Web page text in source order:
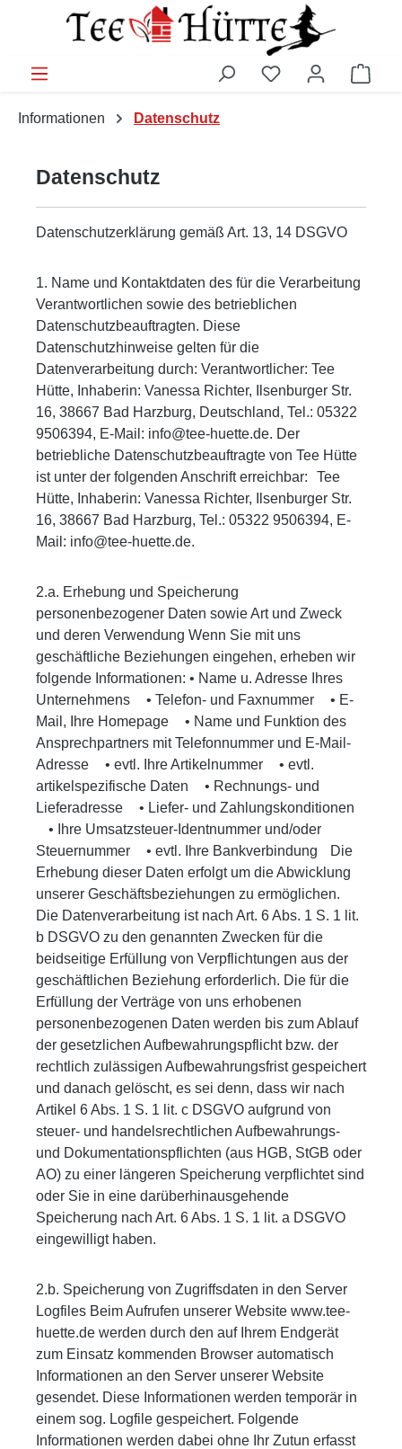
Zum Hauptinhalt springen
Du hast 0
Informationen Datenschutz
Datenschutz
Datenschutzerklärung gemäß Art. 13, 14 DSGVO
1. Name und Kontaktdaten des für die Verarbeitung
Verantwortlichen sowie des betrieblichen
Datenschutzbeauftragten. Diese
Datenschutzhinweise gelten für die
Datenverarbeitung durch: Verantwortlicher: Tee
Hütte, Inhaberin: Vanessa Richter, Ilsenburger Str.
16, 38667 Bad Harzburg, Deutschland, Tel.: 05322
9506394, E-Mail: info@tee-huette.de. Der
betriebliche Datenschutzbeauftragte von Tee Hütte
ist unter der folgenden Anschrift erreichbar: Tee
Hütte, Inhaberin: Vanessa Richter, Ilsenburger Str.
16, 38667 Bad Harzburg, Tel.: 05322 9506394, E-
Mail: info@tee-huette.de.
2.a. Erhebung und Speicherung
personenbezogener Daten sowie Art und Zweck
und deren Verwendung Wenn Sie mit uns
geschäftliche Beziehungen eingehen, erheben wir
folgende Informationen: • Name u. Adresse Ihres
Unternehmens • Telefon- und Faxnummer • E-
Mail, Ihre Homepage • Name und Funktion des
Ansprechpartners mit Telefonnummer und E-Mail-
Adresse • evtl. Ihre Artikelnummer • evtl.
artikelspezifische Daten • Rechnungs- und
Lieferadresse • Liefer- und Zahlungskonditionen
• Ihre Umsatzsteuer-Identnummer und/oder
Steuernummer • evtl. Ihre Bankverbindung Die
Erhebung dieser Daten erfolgt um die Abwicklung
unserer Geschäftsbeziehungen zu ermöglichen.
Die Datenverarbeitung ist nach Art. 6 Abs. 1 S. 1 lit.
b DSGVO zu den genannten Zwecken für die
beidseitige Erfüllung von Verpflichtungen aus der
geschäftlichen Beziehung erforderlich. Die für die
Erfüllung der Verträge von uns erhobenen
personenbezogenen Daten werden bis zum Ablauf
der gesetzlichen Aufbewahrungspflicht bzw. der
rechtlich zulässigen Aufbewahrungsfrist gespeichert
und danach gelöscht, es sei denn, dass wir nach
Artikel 6 Abs. 1 S. 1 lit. c DSGVO aufgrund von
steuer- und handelsrechtlichen Aufbewahrungs-
und Dokumentationspflichten (aus HGB, StGB oder
AO) zu einer längeren Speicherung verpflichtet sind
oder Sie in eine darüberhinausgehende
Speicherung nach Art. 6 Abs. 1 S. 1 lit. a DSGVO
eingewilligt haben.
2.b. Speicherung von Zugriffsdaten in den Server
Logfiles Beim Aufrufen unserer Website www.tee-
huette.de werden durch den auf Ihrem Endgerät
zum Einsatz kommenden Browser automatisch
Informationen an den Server unserer Website
gesendet. Diese Informationen werden temporär in
einem sog. Logfile gespeichert. Folgende
Informationen werden dabei ohne Ihr Zutun erfasst